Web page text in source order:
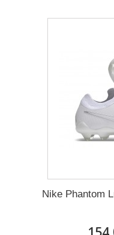
Nike Phantom